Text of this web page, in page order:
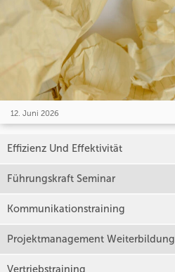
12. Juni 2026
Effizienz Und Effektivität
Führungskraft Seminar
Kommunikationstraining
Projektmanagement Weiterbildung
Vertriebstraining